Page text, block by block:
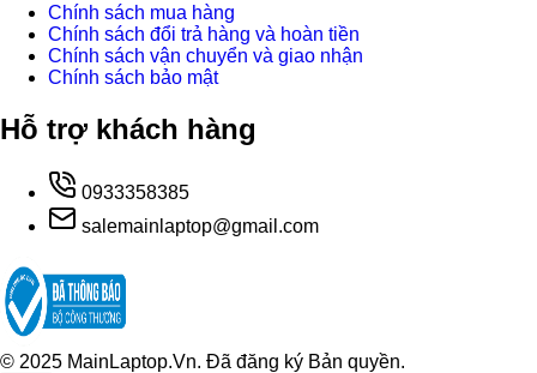
Chính sách mua hàng
Chính sách đổi trả hàng và hoàn tiền
Chính sách vận chuyển và giao nhận
Chính sách bảo mật
Hỗ trợ khách hàng
0933358385
salemainlaptop@gmail.com
© 2025 MainLaptop.Vn. Đã đăng ký Bản quyền.